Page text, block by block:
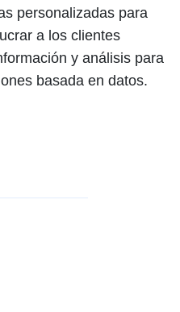
personalizadas para
a los clientes
y análisis para
basada en datos.